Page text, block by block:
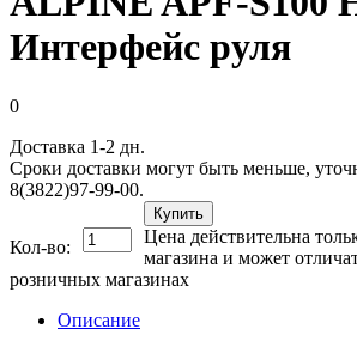
Интерфейс руля
0
Доставка 1-2 дн.
Сроки доставки могут быть меньше,
8(3822)97-99-00.
Кол-во:
Купить
Цена действительна
магазина и может
розничных магазинах
Описание